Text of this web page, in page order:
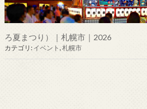
ろ夏まつり）｜札幌市｜2026
カテゴリ:イベント,札幌市